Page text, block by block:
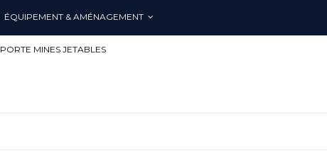
ÉQUIPEMENT & AMÉNAGEMENT
PORTE MINES JETABLES